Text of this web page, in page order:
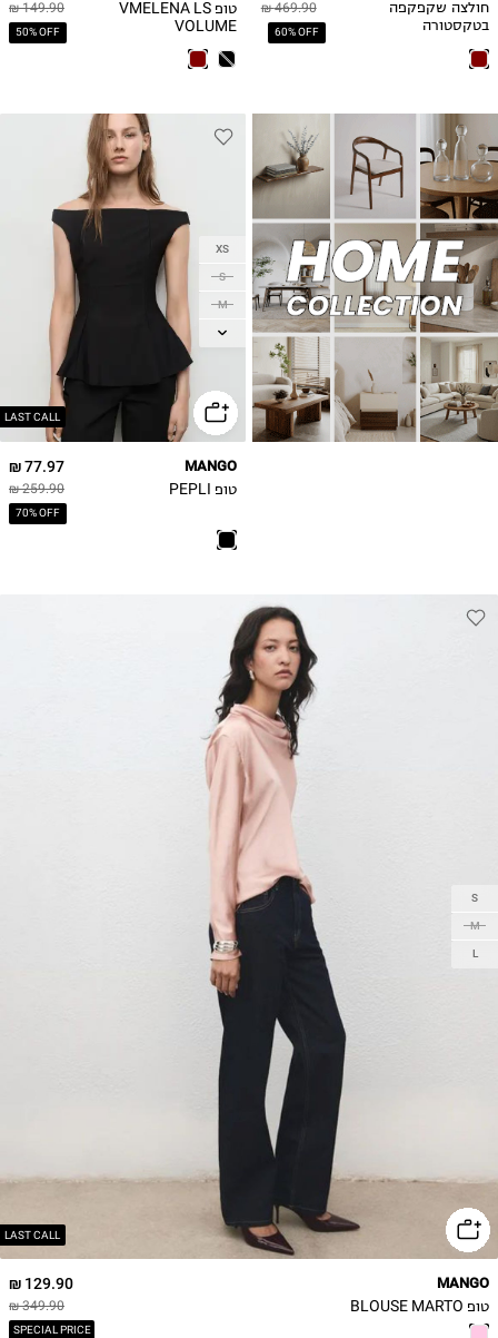
469.90 ₪
60% OFF
חולצה שקפקפה
בטקסטורה
149.90 ₪
50% OFF
טופ VMELENA LS
VOLUME
LAST CALL
XS
S
M
L
77.97 ₪
259.90 ₪
70% OFF
MANGO
טופ PEPLI
LAST CALL
S
M
L
129.90 ₪
349.90 ₪
SPECIAL PRICE
MANGO
טופ BLOUSE MARTO